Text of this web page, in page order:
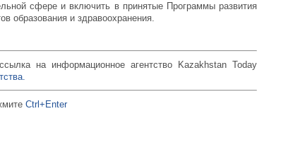
сфере и включить в принятые Программы развития
образования и здравоохранения.
на информационное агентство Kazakhstan Today
Ctrl+Enter